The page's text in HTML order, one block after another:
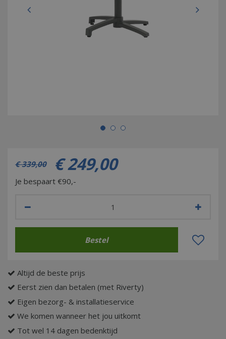
€ 339,00 € 249,00
Je bespaart €90,-
Altijd de beste prijs
Eerst zien dan betalen (met Riverty)
Eigen bezorg- & installatieservice
We komen wanneer het jou uitkomt
Tot wel 14 dagen bedenktijd